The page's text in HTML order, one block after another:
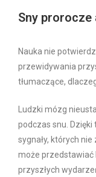
Sny prorocze
Nauka nie
przewidywania
tłumaczące,
Ludzki mózg
podczas snu.
sygnały, których
może przedstawiać
przyszłych